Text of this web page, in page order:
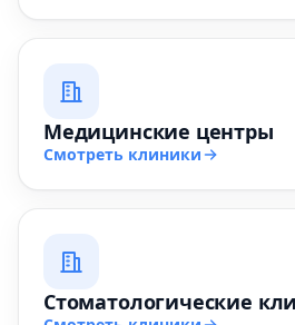
Медицинские центры
Смотреть клиники
Стоматологические